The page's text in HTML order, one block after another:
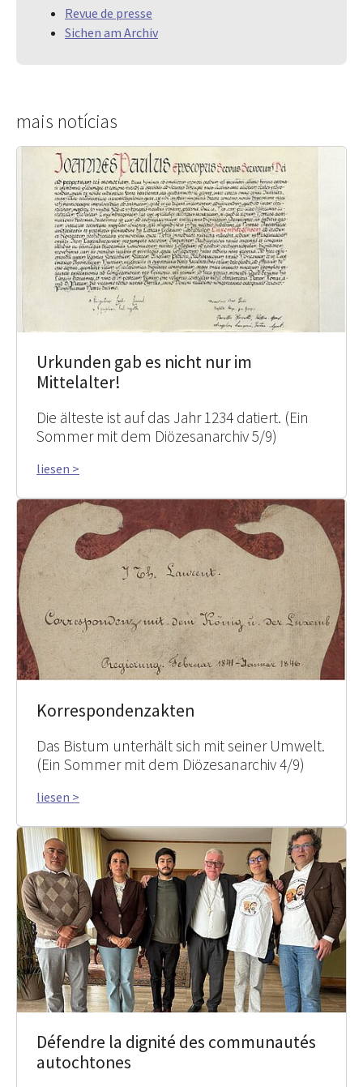
Revue de presse
Sichen am Archiv
mais notícias
Urkunden gab es nicht nur im
Mittelalter!
Die älteste ist auf das Jahr 1234 datiert. (Ein
Sommer mit dem Diözesanarchiv 5/9)
liesen >
Korrespondenzakten
Das Bistum unterhält sich mit seiner Umwelt.
(Ein Sommer mit dem Diözesanarchiv 4/9)
liesen >
Défendre la dignité des communautés
autochtones